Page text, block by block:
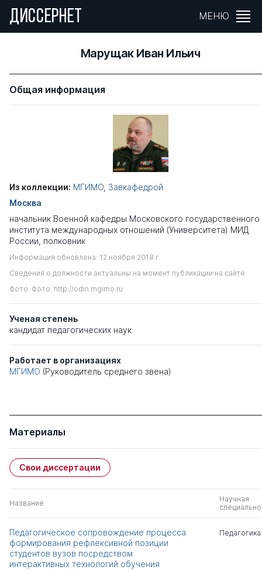
ДИССЕРНЕТ МЕНЮ
Марущак Иван Ильич
Общая информация
Из коллекции: МГИМО Завкафедрой
Москва
начальник Военной кафедры Московского государственного
института международных отношений (Университета) МИД
России, полковник
Информация обновлена: 12 ноября 2018 г.
Сведения о должности актуальны на момент публикации на сайте
Фото: Фото: http://odin.mgimo.ru
Ученая степень
кандидат педагогических наук
Работает в организациях
МГИМО (Руководитель среднего звена)
Материалы
Свои диссертации
Название
Научная
Педагогическое сопровождение процесса
формирования рефлексивной позиции
студентов вузов посредством
интерактивных технологий обучения
Педагогика